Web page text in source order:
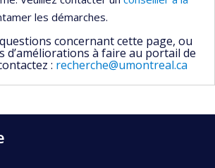
les démarches.
concernant cette page, ou
d’améliorations à faire au portail de
: recherche@umontreal.ca